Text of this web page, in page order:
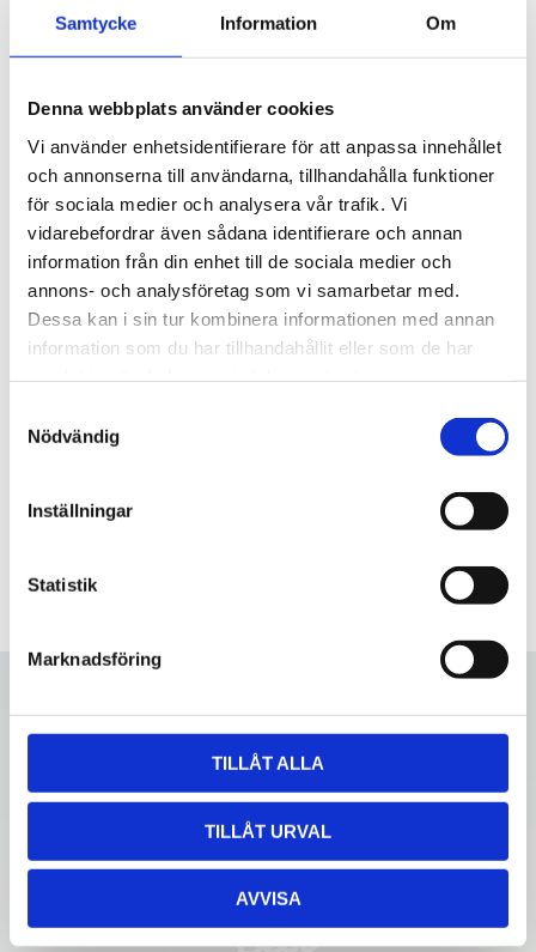
Samtycke Information Om
Denna webbplats använder cookies
Vi använder enhetsidentifierare för att anpassa innehållet
och annonserna till användarna, tillhandahålla funktioner
för sociala medier och analysera vår trafik. Vi
vidarebefordrar även sådana identifierare och annan
information från din enhet till de sociala medier och
annons- och analysföretag som vi samarbetar med.
Dessa kan i sin tur kombinera informationen med annan
information som du har tillhandahållit eller som de har
Nödvändig
Inställningar
Statistik
Marknadsföring
TILLÅT ALLA
TILLÅT URVAL
AVVISA
3 945kr